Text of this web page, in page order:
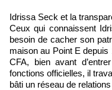
Idrissa Seck et la
Ceux qui connaissent
besoin de cacher son
maison au Point E
CFA, bien avant
fonctions officielles, il
bâti un réseau de